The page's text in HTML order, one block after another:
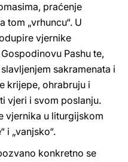
praćenje
tom „vrhuncu“. U
vjernike
Pashu te,
sakramenata i
krijepe, ohrabruju i
vjeri i svom poslanju.
vjernika u liturgijskom
i „vanjsko“.
konkretno se